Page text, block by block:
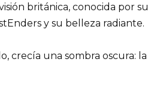
británica, conocida por su
y su belleza radiante.
crecía una sombra oscura: la